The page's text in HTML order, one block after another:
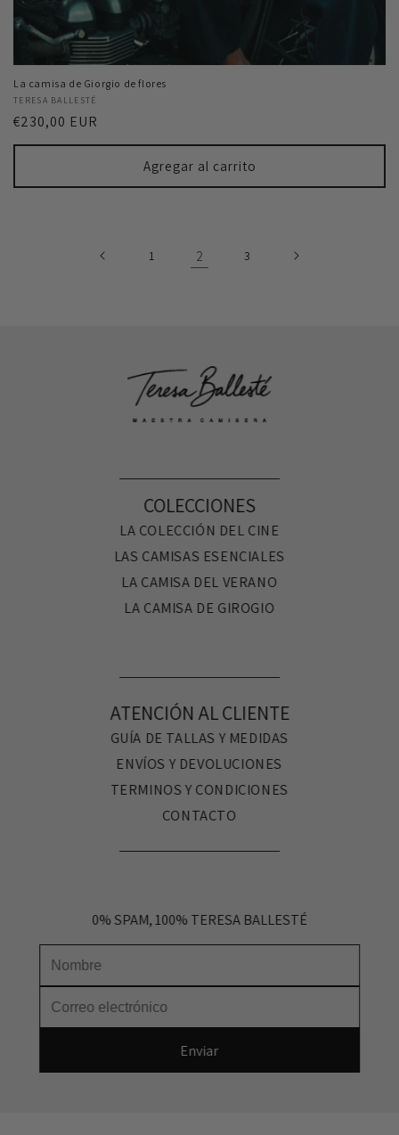
La camisa de Giorgio de flores
Proveedor:
TERESA BALLESTÉ
Precio
habitual
€230,00 EUR
Agregar al carrito
1 2 3
COLECCIONES
LA COLECCIÓN DEL CINE
LAS CAMISAS ESENCIALES
LA CAMISA DEL VERANO
LA CAMISA DE GIROGIO
ATENCIÓN AL CLIENTE
GUÍA DE TALLAS Y MEDIDAS
ENVÍOS Y DEVOLUCIONES
TERMINOS Y CONDICIONES
CONTACTO
0% SPAM, 100% TERESA BALLESTÉ
Nombre
Correo electrónico